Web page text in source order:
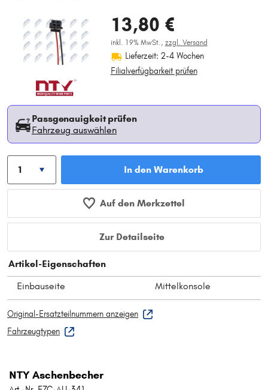
13,80 €
inkl. 19% MwSt., zzgl. Versand
Lieferzeit: 2-4 Wochen
Filialverfügbarkeit prüfen
Passgenauigkeit prüfen
Fahrzeug auswählen
In den Warenkorb
Auf den Merkzettel
Zur Detailseite
Artikel-Eigenschaften
Einbauseite
Mittelkonsole
Original-Ersatzteilnummern anzeigen
Fahrzeugtypen
NTY Aschenbecher